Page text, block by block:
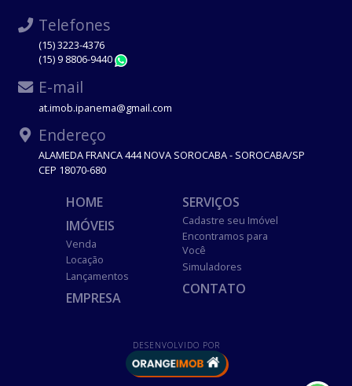
Telefones
(15) 3223-4376
(15) 9 8806-9440
E-mail
at.imob.ipanema@gmail.com
Endereço
ALAMEDA FRANCA 444 NOVA SOROCABA - SOROCABA/SP
CEP 18070-680
HOME
IMÓVEIS
Venda
Locação
Lançamentos
EMPRESA
SERVIÇOS
Cadastre seu Imóvel
Encontramos para
Você
Simuladores
CONTATO
DESENVOLVIDO POR